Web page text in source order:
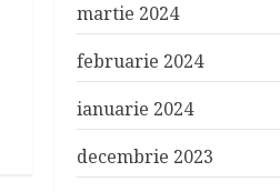
martie 2024
februarie 2024
ianuarie 2024
decembrie 2023